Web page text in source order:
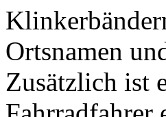
Ortsnamen
Zusätzlich ist